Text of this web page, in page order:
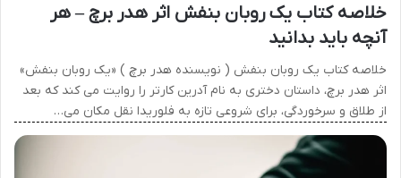
خلاصه کتاب یک روبان بنفش اثر هدر برچ – هر
آنچه باید بدانید
خلاصه کتاب یک روبان بنفش ( نویسنده هدر برچ ) «یک روبان بنفش»
اثر هدر برچ، داستان دختری به نام آدرین کارتر را روایت می کند که بعد
از طلاق و سرخوردگی، برای شروعی تازه به فلوریدا نقل مکان می…